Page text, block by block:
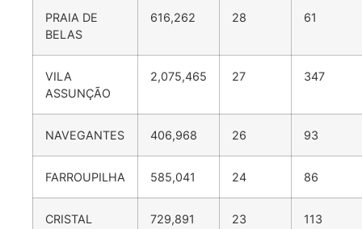
PRAIA DE
BELAS
616,262 28 61
VILA
ASSUNÇÃO
2,075,465 27 347
NAVEGANTES 406,968 26 93
FARROUPILHA 585,041 24 86
CRISTAL 729,891 23 113